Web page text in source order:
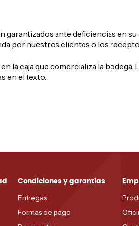
ante deficiencias en su
por nuestros clientes o los
la caja que comercializa la
en el texto.
Condiciones y garantías
Entregas
Formas de pago